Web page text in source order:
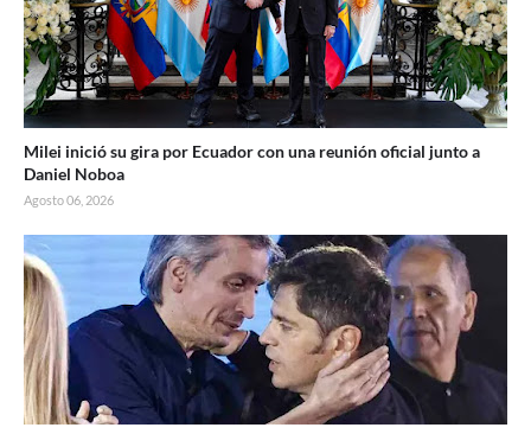
Milei inició su gira por Ecuador con una reunión oficial junto a
Daniel Noboa
Agosto 06, 2026